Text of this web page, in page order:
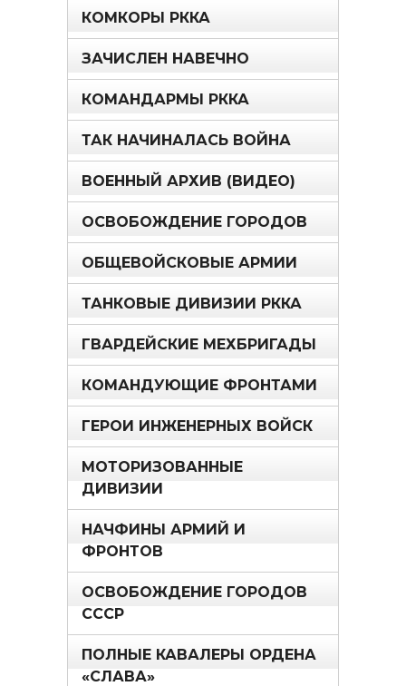
КОМКОРЫ РККА
ЗАЧИСЛЕН НАВЕЧНО
КОМАНДАРМЫ РККА
ТАК НАЧИНАЛАСЬ ВОЙНА
ВОЕННЫЙ АРХИВ (ВИДЕО)
ОСВОБОЖДЕНИЕ ГОРОДОВ
ОБЩЕВОЙСКОВЫЕ АРМИИ
ТАНКОВЫЕ ДИВИЗИИ РККА
ГВАРДЕЙСКИЕ МЕХБРИГАДЫ
КОМАНДУЮЩИЕ ФРОНТАМИ
ГЕРОИ ИНЖЕНЕРНЫХ ВОЙСК
МОТОРИЗОВАННЫЕ
ДИВИЗИИ
НАЧФИНЫ АРМИЙ И
ФРОНТОВ
ОСВОБОЖДЕНИЕ ГОРОДОВ
СССР
ПОЛНЫЕ КАВАЛЕРЫ ОРДЕНА
«СЛАВА»